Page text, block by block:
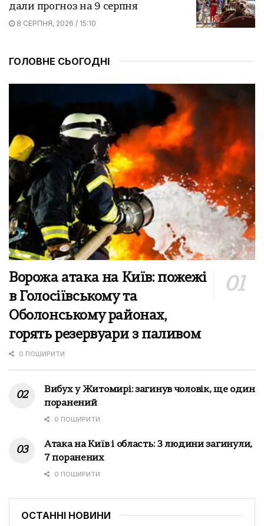
дали прогноз на 9 серпня
8 СЕРПНЯ, 2026 / 15:10
ГОЛОВНЕ СЬОГОДНІ
Ворожа атака на Київ: пожежі
в Голосіївському та
Оболонському районах,
горять резервуари з паливом
0 ПОШИРИТИ
Вибух у Житомирі: загинув чоловік, ще один
поранений
0 ПОШИРИТИ
Атака на Київ і область: 3 людини загинули,
7 поранених
0 ПОШИРИТИ
ОСТАННІ НОВИНИ